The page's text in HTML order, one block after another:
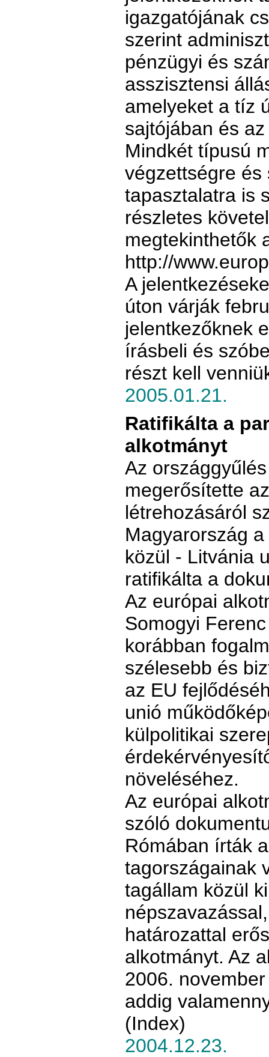
igazgatójának
szerint
pénzügyi és
asszisztensi
amelyeket a tíz
sajtójában és
Mindkét típusú
végzettségre és
tapasztalatra is
részletes
megtekinthetők
http://
A
úton várják
jelentkezőknek
írásbeli és
részt kell
2005.01.21.
Ratifikálta a
alkotmányt
Az
megerősítette
létrehozásáról
Magyarország
közül - Litvánia
ratifikálta a
Az európai
Somogyi
korábban
szélesebb és
az EU
unió
külpolitikai
növeléséhez.
Az európai
szóló
Rómában írták
tagországainak
tagállam közül
határozattal
alkotmányt. Az
2006.
addig
(Index)
2004.12.23.